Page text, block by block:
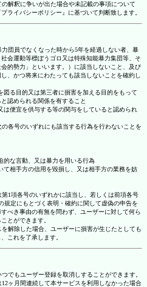
解釈に争いが出た場合や未記載の事項について
ライバシーポリシー』に基づいて判断致します。
団員でなくなった時から5年を経過しない者、暴
会運動等標ぼうゴロ又は特殊知能暴力集団等、そ
的勢力」といいます。）に該当しないこと、及び
、かつ将来にわたっても該当しないことを確約し
る目的又は第三者に損害を加える目的をもって
認められる関係を有すること
は便宜を供与する等の関与をしていると認められ
各号のいずれにも該当する行為を行わないことを
的な言動、又は暴力を用いる行為
て相手方の信用を毀損し、又は相手方の業務を妨
1項各号のいずれかに該当し、若しくは前項各号
規定にもとづく表明・確約に関して虚偽の申告を
べき事由の有無を問わず、ユーザーに対して何ら
とができます。
解除した場合、ユーザーに損害が生じたとしても
これを了承します。
でもユーザー登録を取消しすることができます。
ヶ月間連続して本サービスを利用しなかった場合